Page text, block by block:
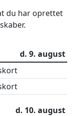
du har oprettet
d. 9. august
d. 10. august